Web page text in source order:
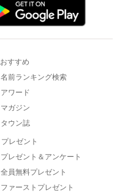
おすすめ
名前ランキング検索
アワード
マガジン
タウン誌
プレゼント
プレゼント＆アンケート
全員無料プレゼント
ファーストプレゼント